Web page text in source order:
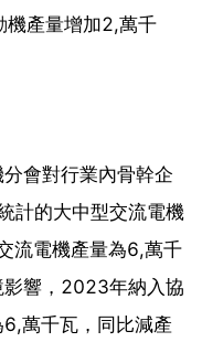
產量增加2,萬千
會對行業內骨幹企
計的大中型交流電機
流電機產量為6,萬千
影響，2023年納入協
萬千瓦，同比減產